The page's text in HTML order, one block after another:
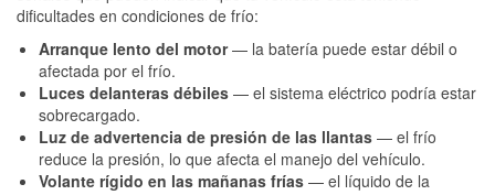
dificultades en condiciones de frío:
Arranque lento del motor— la batería puede estar débil o
afectada por el frío.
Luces delanteras débiles — el sistema eléctrico podría estar
sobrecargado.
Luz de advertencia de presión de las llantas — el frío
reduce la presión, lo que afecta el manejo del vehículo.
Volante rígido en las mañanas frías — el líquido de la